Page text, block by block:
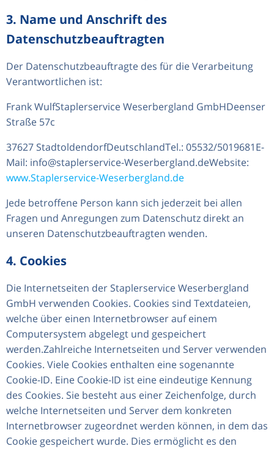
3. Name und Anschrift des
Datenschutzbeauftragten
Der Datenschutzbeauftragte des für die Verarbeitung
Verantwortlichen ist:
Frank WulfStaplerservice Weserbergland GmbHDeenser
Straße 57c
37627 StadtoldendorfDeutschlandTel.: 05532/5019681E-
Mail: info@staplerservice-Weserbergland.deWebsite:
www.Staplerservice-Weserbergland.de
Jede betroffene Person kann sich jederzeit bei allen
Fragen und Anregungen zum Datenschutz direkt an
unseren Datenschutzbeauftragten wenden.
4. Cookies
Die Internetseiten der Staplerservice Weserbergland
GmbH verwenden Cookies. Cookies sind Textdateien,
welche über einen Internetbrowser auf einem
Computersystem abgelegt und gespeichert
werden.Zahlreiche Internetseiten und Server verwenden
Cookies. Viele Cookies enthalten eine sogenannte
Cookie-ID. Eine Cookie-ID ist eine eindeutige Kennung
des Cookies. Sie besteht aus einer Zeichenfolge, durch
welche Internetseiten und Server dem konkreten
Internetbrowser zugeordnet werden können, in dem das
Cookie gespeichert wurde. Dies ermöglicht es den